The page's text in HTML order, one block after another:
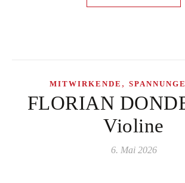
MITWIRKENDE ,
FLORIAN
Violine
6. Mai 2026